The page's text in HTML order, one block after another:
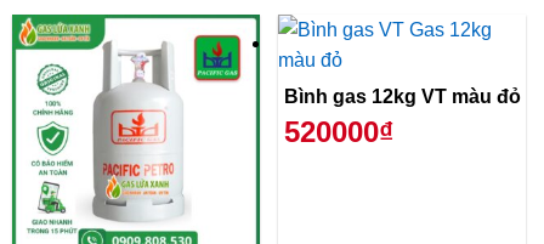
Bình gas 12kg VT màu đỏ
520000₫